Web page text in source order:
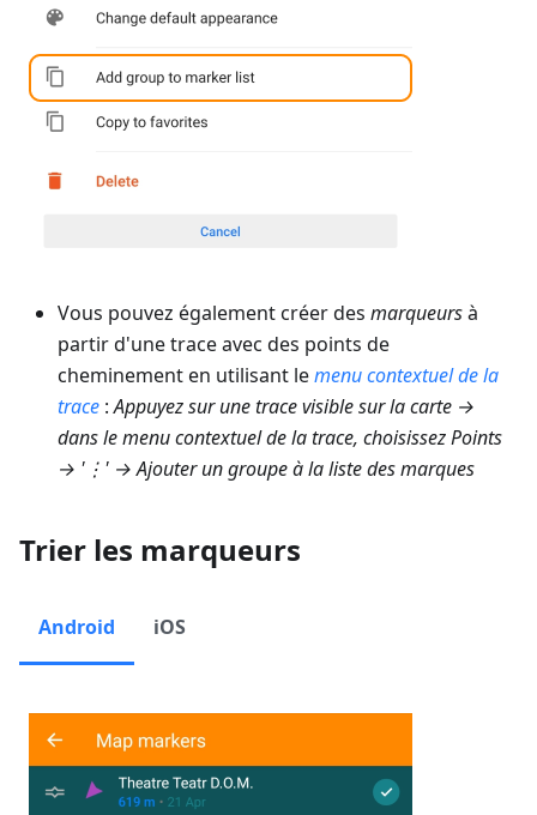
Vous pouvez également créer des marqueursà
partir d'une trace avec des points de
cheminement en utilisant lemenu contextuel de la
trace :Appuyez sur une trace visible sur la carte →
dans le menu contextuel de la trace, choisissez Points
→ '⋮' →Ajouter un groupe à la liste des marques
Trier les marqueurs
Android iOS